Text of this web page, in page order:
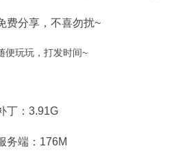
费分享，不喜勿扰~
便玩玩，打发时间~
丁：3.91G
务端：176M